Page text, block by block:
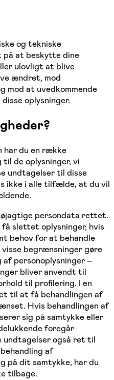
og tekniske
på at beskytte dine
ulovligt at blive
ændret, mod
mod at uvedkommende
oplysninger.
har du en række
de oplysninger, vi
undtagelser til disse
ikke i alle tilfælde, at du vil
persondata rettet.
slettet oplysninger, hvis
behov for at behandle
visse begrænsninger gøre
af personoplysninger –
bliver anvendt til
til profilering. I en
til at få behandlingen af
Hvis behandlingen af
sig på samtykke eller
foregår
undtagelser også ret til
af
på dit samtykke, har du
tilbage.